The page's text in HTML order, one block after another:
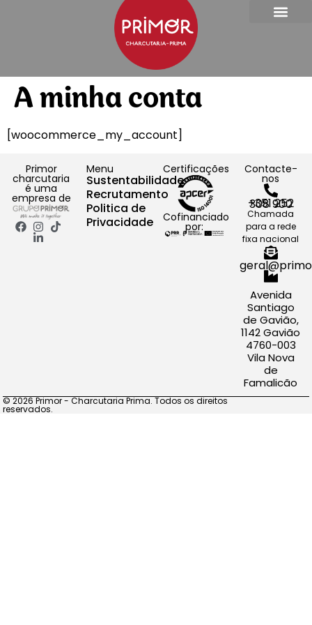
A minha conta
[woocommerce_my_account]
Primor
charcutaria
é uma
empresa de
Menu
Sustentabilidade
Recrutamento
Politica de
Privacidade
Certificações
Cofinanciado
por:
Contacte-
nos
+351 252 308 900
Chamada
para a rede
fixa nacional
Avenida
Santiago
de Gavião,
1142 Gavião
4760-003
Vila Nova
de
Famalicão
© 2026 Primor - Charcutaria Prima. Todos os direitos
reservados.